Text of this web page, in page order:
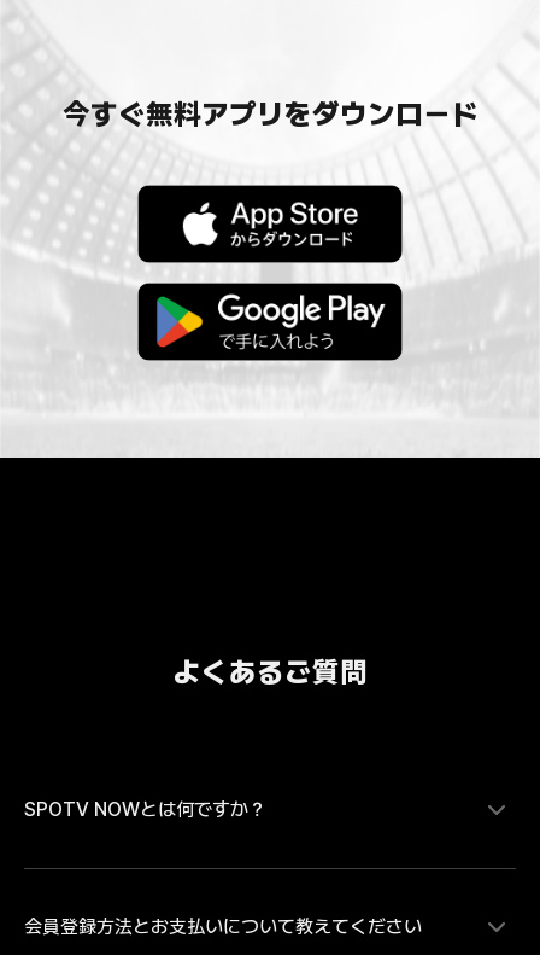
今すぐ無料アプリをダウンロード
よくあるご質問
SPOTV NOWとは何ですか？
MLB、サウジ・プロフェッショナルリーグの試合をラ
会員登録方法とお支払いについて教えてください